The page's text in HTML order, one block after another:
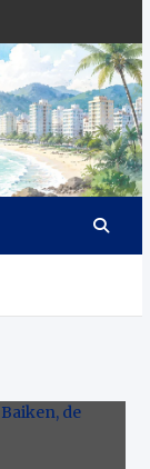
Litoral
Notícias da
Baixada Santista